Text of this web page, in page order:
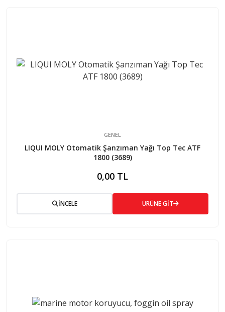
GENEL
LIQUI MOLY Otomatik Şanzıman Yağı Top Tec ATF
1800 (3689)
0,00 TL
İNCELE ÜRÜNE GİT